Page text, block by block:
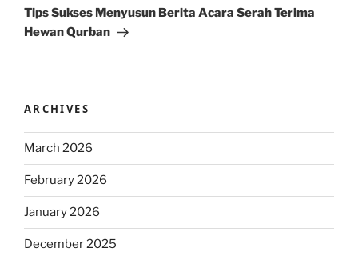
Post
Tips Sukses Menyusun Berita Acara Serah Terima
Hewan Qurban
ARCHIVES
March 2026
February 2026
January 2026
December 2025